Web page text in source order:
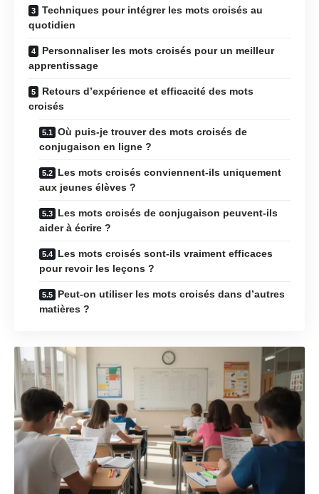
Techniques pour intégrer les mots croisés au
quotidien
Personnaliser les mots croisés pour un meilleur
apprentissage
Retours d’expérience et efficacité des mots
croisés
Où puis-je trouver des mots croisés de
conjugaison en ligne ?
Les mots croisés conviennent-ils uniquement
aux jeunes élèves ?
Les mots croisés de conjugaison peuvent-ils
aider à écrire ?
Les mots croisés sont-ils vraiment efficaces
pour revoir les leçons ?
Peut-on utiliser les mots croisés dans d’autres
matières ?